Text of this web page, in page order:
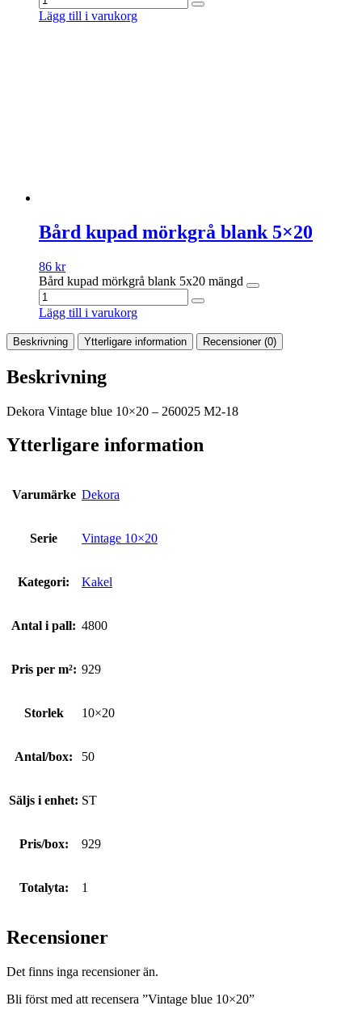
Lägg till i varukorg
Bård kupad mörkgrå blank 5×20
86 kr
Bård kupad mörkgrå blank 5x20 mängd
Lägg till i varukorg
Beskrivning Ytterligare information Recensioner (0)
Beskrivning
Dekora Vintage blue 10×20 – 260025 M2-18
Ytterligare information
Varumärke Dekora
Serie Vintage 10×20
Kategori: Kakel
Antal i pall: 4800
Pris per m²: 929
Storlek 10×20
Antal/box: 50
Säljs i enhet: ST
Pris/box: 929
Totalyta: 1
Recensioner
Det finns inga recensioner än.
Bli först med att recensera ”Vintage blue 10×20”